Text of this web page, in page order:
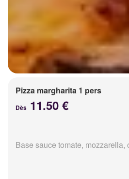
Pizza margharita 1 pers
Dès 11.50 €
Base sauce tomate, mozzarella,